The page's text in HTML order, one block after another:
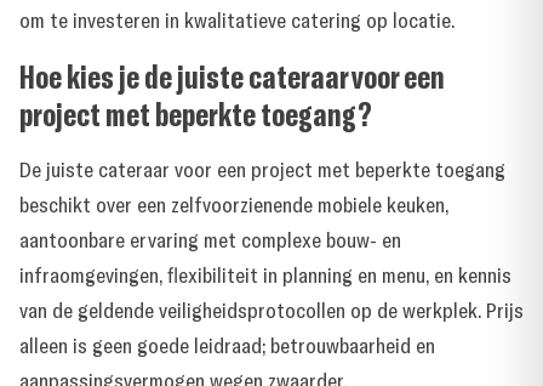
om te investeren in kwalitatieve catering op locatie.
Hoe kies je de juiste cateraar voor een
project met beperkte toegang?
De juiste cateraar voor een project met beperkte toegang
beschikt over een zelfvoorzienende mobiele keuken,
aantoonbare ervaring met complexe bouw- en
infraomgevingen, flexibiliteit in planning en menu, en kennis
van de geldende veiligheidsprotocollen op de werkplek. Prijs
alleen is geen goede leidraad; betrouwbaarheid en
aanpassingsvermogen wegen zwaarder.